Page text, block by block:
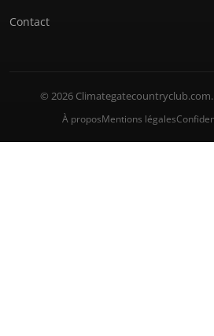
Contact
© 2026
À proposMentions légales